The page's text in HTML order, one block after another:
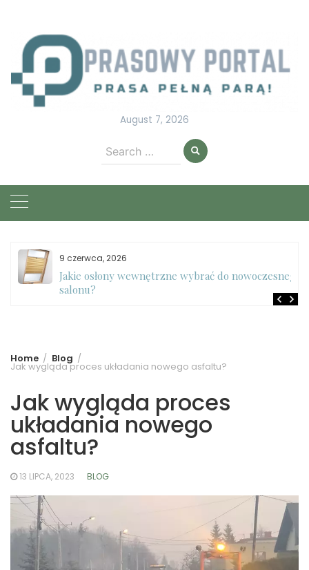
content
August 7, 2026
Search
for:
9 czerwca, 2026
Jakie osłony wewnętrzne wybrać do nowoczesnego
salonu?
Home Blog
Jak wygląda proces układania nowego asfaltu?
Jak wygląda proces
układania nowego
asfaltu?
13 LIPCA, 2023 BLOG